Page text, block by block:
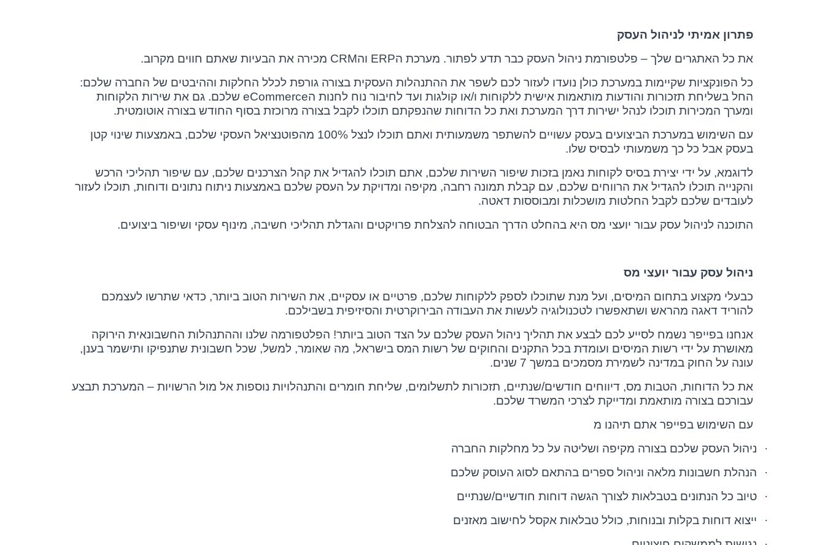
פתרון אמיתי לניהול העסק
את כל האתגרים שלך – פלטפורמת ניהול העסק כבר תדע לפתור. מערכת הERP והCRM מכירה את הבעיות שאתם חווים מקרוב.
כל הפונקציות שקיימות במערכת כולן נועדו לעזור לכם לשפר את ההתנהלות העסקית בצורה גורפת לכלל החלקות וההיבטים של החברה שלכם:
החל בשליחת תזכורות והודעות מותאמות אישית ללקוחות ו/או קולגות ועד לחיבור נוח לחנות הeCommerce שלכם. גם את שירות הלקוחות
ומערך המכירות תוכלו לנהל ישירות דרך המערכת ואת כל הדוחות שהנפקתם תוכלו לקבל בצורה מרוכזת בסוף החודש בצורה אוטומטית.
עם השימוש במערכת הביצועים בעסק עשויים להשתפר משמעותית ואתם תוכלו לנצל 100% מהפוטנציאל העסקי שלכם, באמצעות שינוי קטן
בעסק אבל כל כך משמעותי לבסיס שלו.
לדוגמא, על ידי יצירת בסיס לקוחות נאמן בזכות שיפור השירות שלכם, אתם תוכלו להגדיל את קהל הצרכנים שלכם, עם שיפור תהליכי הרכש
והקנייה תוכלו להגדיל את הרווחים שלכם, עם קבלת תמונה רחבה, מקיפה ומדויקת על העסק שלכם באמצעות ניתוח נתונים ודוחות, תוכלו לעזור
לעובדים שלכם לקבל החלטות מושכלות ומבוססות דאטה.
התוכנה לניהול עסק עבור יועצי מס היא בהחלט הדרך הבטוחה להצלחת פרויקטים והגדלת תהליכי חשיבה, מינוף עסקי ושיפור ביצועים.
ניהול עסק עבור יועצי מס
כבעלי מקצוע בתחום המיסים, ועל מנת שתוכלו לספק ללקוחות שלכם, פרטיים או עסקיים, את השירות הטוב ביותר, כדאי שתרשו לעצמכם
להוריד דאגה מהראש ושתאפשרו לטכנולוגיה לעשות את העבודה הבירוקרטית והסיזיפית בשבילכם.
אנחנו בפייפר נשמח לסייע לכם לבצע את תהליך ניהול העסק שלכם על הצד הטוב ביותר! הפלטפורמה שלנו וההתנהלות החשבונאית הירוקה
מאושרת על ידי רשות המיסים ועומדת בכל התקנים והחוקים של רשות המס בישראל, מה שאומר, למשל, שכל חשבונית שתנפיקו ותישמר בענן,
עונה על החוק במדינה לשמירת מסמכים במשך 7 שנים.
את כל הדוחות, הטבות מס, דיווחים חודשים/שנתיים, תזכורות לתשלומים, שליחת חומרים והתנהלויות נוספות אל מול הרשויות – המערכת תבצע
עבורכם בצורה מותאמת ומדייקת לצרכי המשרד שלכם.
עם השימוש בפייפר אתם תיהנו מ
·
ניהול העסק שלכם בצורה מקיפה ושליטה על כל מחלקות החברה
·
הנהלת חשבונות מלאה וניהול ספרים בהתאם לסוג העוסק שלכם
·
טיוב כל הנתונים בטבלאות לצורך הגשה דוחות חודשיים/שנתיים
·
ייצוא דוחות בקלות ובנוחות, כולל טבלאות אקסל לחישוב מאזנים